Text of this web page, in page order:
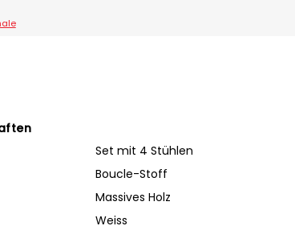
Set mit 4 Stühlen
Boucle-Stoff
Massives Holz
Weiss